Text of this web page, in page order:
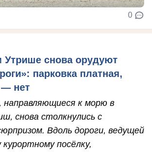
0
снова орудуют
парковка платная,
— нет
к морю в
снова столкнулись с
Вдоль дороги, ведущей
курортному посёлку,